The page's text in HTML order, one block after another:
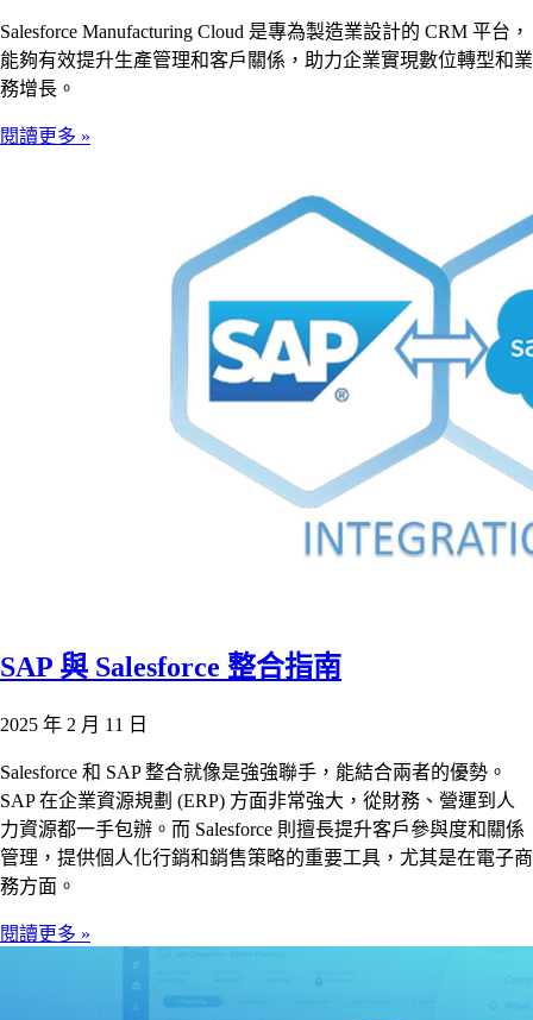
Salesforce Manufacturing Cloud 是專為製造業設計的 CRM 平台，
能夠有效提升生產管理和客戶關係，助力企業實現數位轉型和業
務增長。
閱讀更多 »
SAP 與 Salesforce 整合指南
2025 年 2 月 11 日
Salesforce 和 SAP 整合就像是強強聯手，能結合兩者的優勢。
SAP 在企業資源規劃 (ERP) 方面非常強大，從財務、營運到人
力資源都一手包辦。而 Salesforce 則擅長提升客戶參與度和關係
管理，提供個人化行銷和銷售策略的重要工具，尤其是在電子商
務方面。
閱讀更多 »